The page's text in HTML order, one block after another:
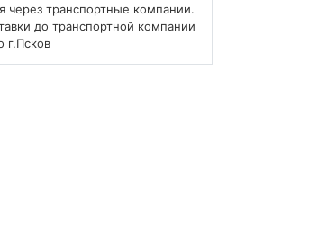
через транспортные компании.
до транспортной компании
г.Псков